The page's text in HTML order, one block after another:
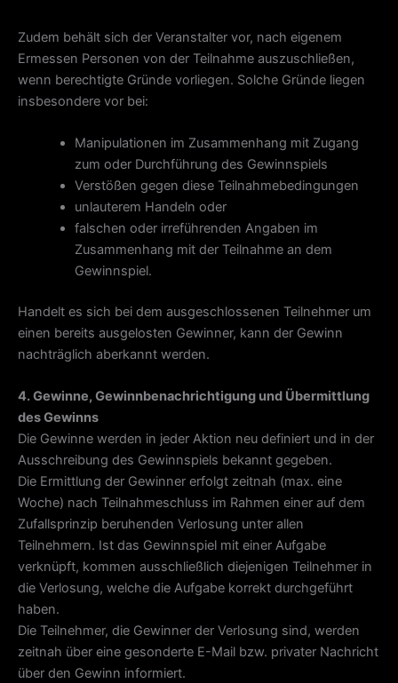
Zudem behält sich der Veranstalter vor, nach eigenem
Ermessen Personen von der Teilnahme auszuschließen,
wenn berechtigte Gründe vorliegen. Solche Gründe liegen
insbesondere vor bei:
Manipulationen im Zusammenhang mit Zugang
zum oder Durchführung des Gewinnspiels
Verstößen gegen diese Teilnahmebedingungen
unlauterem Handeln oder
falschen oder irreführenden Angaben im
Zusammenhang mit der Teilnahme an dem
Gewinnspiel.
Handelt es sich bei dem ausgeschlossenen Teilnehmer um
einen bereits ausgelosten Gewinner, kann der Gewinn
nachträglich aberkannt werden.
4. Gewinne, Gewinnbenachrichtigung und Übermittlung
des Gewinns
Die Gewinne werden in jeder Aktion neu definiert und in der
Ausschreibung des Gewinnspiels bekannt gegeben.
Die Ermittlung der Gewinner erfolgt zeitnah (max. eine
Woche) nach Teilnahmeschluss im Rahmen einer auf dem
Zufallsprinzip beruhenden Verlosung unter allen
Teilnehmern. Ist das Gewinnspiel mit einer Aufgabe
verknüpft, kommen ausschließlich diejenigen Teilnehmer in
die Verlosung, welche die Aufgabe korrekt durchgeführt
haben.
Die Teilnehmer, die Gewinner der Verlosung sind, werden
zeitnah über eine gesonderte E-Mail bzw. privater Nachricht
über den Gewinn informiert.